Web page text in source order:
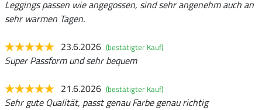
Leggings passen wie angegossen, sind sehr angenehm auch an
sehr warmen Tagen.
23.6.2026 (bestätigter Kauf)
Super Passform und sehr bequem
21.6.2026 (bestätigter Kauf)
Sehr gute Qualität, passt genau Farbe genau richtig